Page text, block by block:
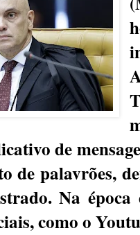
de
de palavrões,
Na
como o